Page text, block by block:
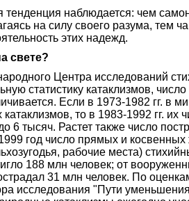
тенденция наблюдается: чем
на силу своего разума, тем
этих надежд.
свете?
Центра исследований
статистику катаклизмов,
Если в 1973-1982 гг. в
то в 1983-1992 гг. их
6 тысяч. Растет также число
год число прямых и косвенных
рабочие места)
188 млн человек; от
31 млн человек. По
исследования "Пути